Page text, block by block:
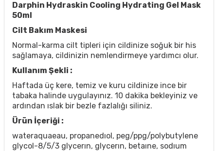
Darphin Hydraskin Cooling Hydrating Gel Mask
50ml
Cilt Bakım Maskesi
Normal-karma cilt tipleri için cildinize soğuk bir his
sağlamaya, cildinizin nemlendirmeye yardımcı olur.
Kullanım Şekli :
Haftada üç kere, temiz ve kuru cildinize ince bir
tabaka halinde uygulayınız. 10 dakika bekleyiniz ve
ardından ıslak bir bezle fazlalığı siliniz.
Ürün İçeriği :
wateraquaeau, propanedıol, peg/ppg/polybutylene
glycol-8/5/3 glycerın, glycerın, betaıne, sodıum